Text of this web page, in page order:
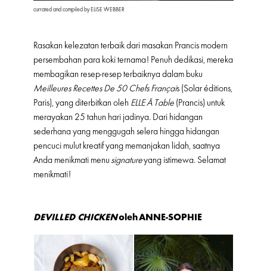
currated and compiled by ELISE WEBBER
Rasakan kelezatan terbaik dari masakan Prancis modern
persembahan para koki ternama! Penuh dedikasi, mereka
membagikan resep-resep terbaiknya dalam buku
Meilleures Recettes De 50 Chefs Français (Solar éditions,
Paris), yang diterbitkan oleh ELLE À Table (Prancis) untuk
merayakan 25 tahun hari jadinya. Dari hidangan
sederhana yang menggugah selera hingga hidangan
pencuci mulut kreatif yang memanjakan lidah, saatnya
Anda menikmati menu signatureyang istimewa. Selamat
menikmati!
DEVILLED CHICKENolehANNE-SOPHIE